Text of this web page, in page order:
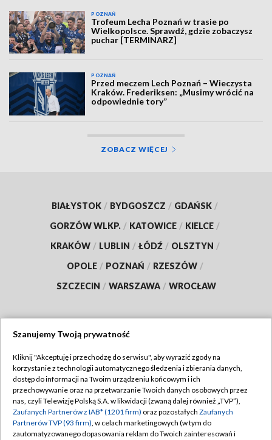
POZNAŃ
Trofeum Lecha Poznań w trasie po
Wielkopolsce. Sprawdź, gdzie zobaczysz
puchar [TERMINARZ]
POZNAŃ
Przed meczem Lech Poznań – Wieczysta
Kraków. Frederiksen: „Musimy wrócić na
odpowiednie tory”
ZOBACZ WIĘCEJ
BIAŁYSTOK / BYDGOSZCZ / GDAŃSK /
GORZÓW WLKP. / KATOWICE / KIELCE /
KRAKÓW / LUBLIN / ŁÓDŹ / OLSZTYN /
OPOLE / POZNAŃ / RZESZÓW /
SZCZECIN / WARSZAWA / WROCŁAW
TVP
Abonament TVP
Emisja w TVP
Centrum informacji TVP
Regulamin TVP
Polityka prywatności
Moje zgody
Szanujemy Twoją prywatność
Kliknij "Akceptuję i przechodzę do serwisu", aby wyrazić zgody na
korzystanie z technologii automatycznego śledzenia i zbierania danych,
dostęp do informacji na Twoim urządzeniu końcowym i ich
przechowywanie oraz na przetwarzanie Twoich danych osobowych przez
nas, czyli Telewizję Polską S.A. w likwidacji (zwaną dalej również „TVP”),
Zaufanych Partnerów z IAB* (1201 firm) oraz pozostałych Zaufanych
Partnerów TVP (93 firm), w celach marketingowych (w tym do
zautomatyzowanego dopasowania reklam do Twoich zainteresowań i